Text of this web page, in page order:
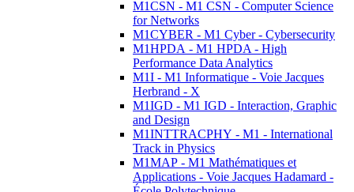
M1CSN - M1 CSN - Computer Science
for Networks
M1CYBER - M1 Cyber - Cybersecurity
M1HPDA - M1 HPDA - High
Performance Data Analytics
M1I - M1 Informatique - Voie Jacques
Herbrand - X
M1IGD - M1 IGD - Interaction, Graphic
and Design
M1INTTRACPHY - M1 - International
Track in Physics
M1MAP - M1 Mathématiques et
Applications - Voie Jacques Hadamard -